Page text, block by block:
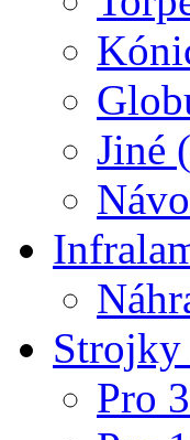
Jiné
Strojky
Pro